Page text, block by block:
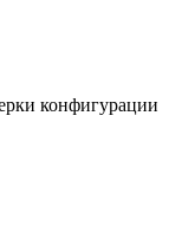
конфигурации